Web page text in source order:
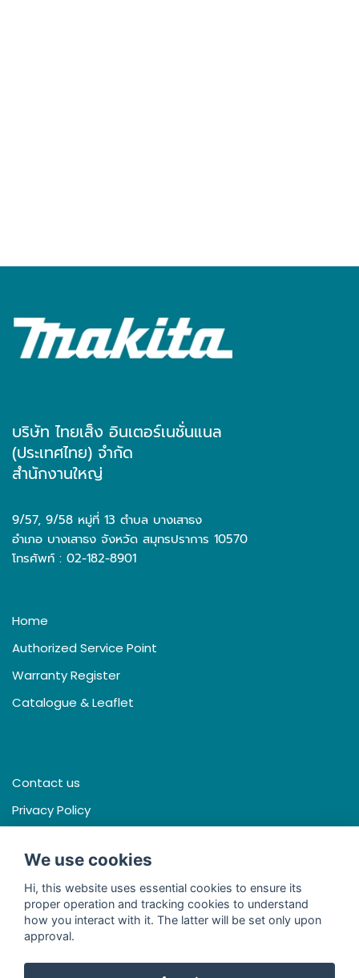
บริษัท ไทยเส็ง อินเตอร์เนชั่นแนล
(ประเทศไทย) จำกัด
สำนักงานใหญ่
9/57, 9/58 หมู่ที่ 13 ตำบล บางเสาธง
อำเภอ บางเสาธง จังหวัด สมุทรปราการ 10570
โทรศัพท์ : 02-182-8901
Home
Authorized Service Point
Warranty Register
Catalogue & Leaflet
Contact us
Privacy Policy
Facebook
Line
We use cookies
Hi, this website uses essential cookies to ensure its
proper operation and tracking cookies to understand
how you interact with it. The latter will be set only upon
approval.